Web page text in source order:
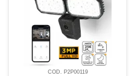
COD. P2P00119